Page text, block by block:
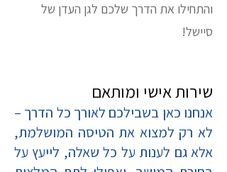
והתחילו את הדרך שלכם לגן העדן של
סיישל!
שירות אישי ומותאם
אנחנו כאן בשבילכם לאורך כל הדרך –
לא רק למצוא את הטיסה המושלמת,
אלא גם לענות על כל שאלה, לייעץ על